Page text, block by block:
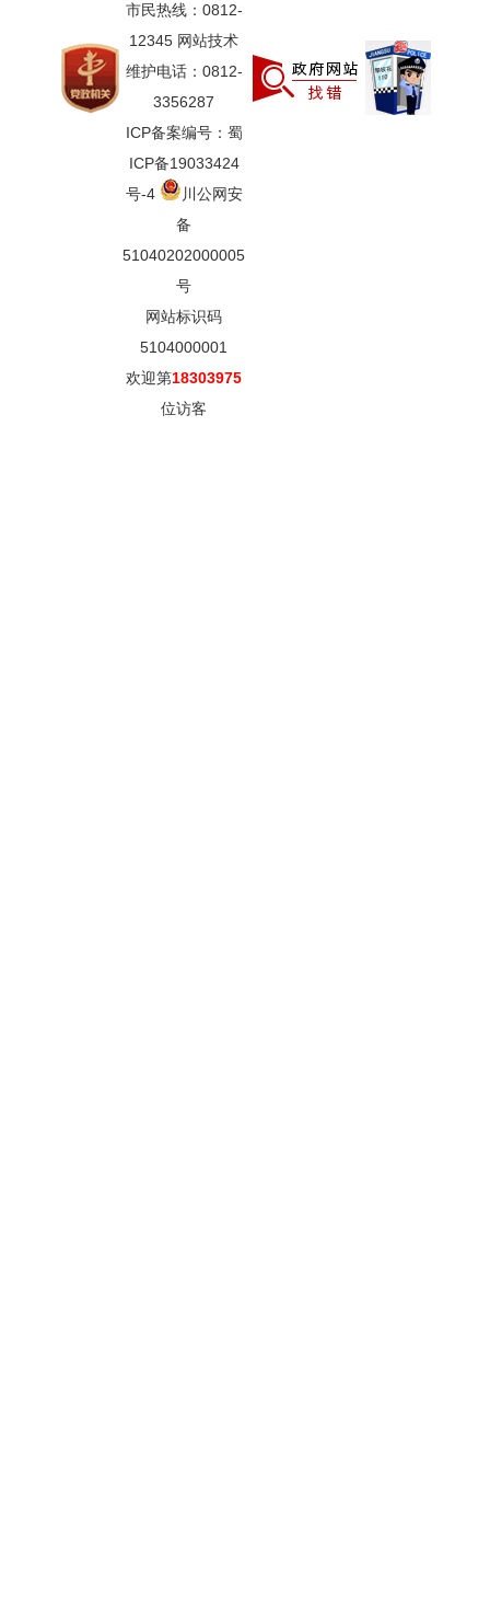
市民热线：0812-
12345 网站技术
维护电话：0812-
3356287
ICP备案编号：蜀
ICP备19033424
号-4
川公网安
备
51040202000005
号
网站标识码
5104000001
欢迎第18303975
位访客